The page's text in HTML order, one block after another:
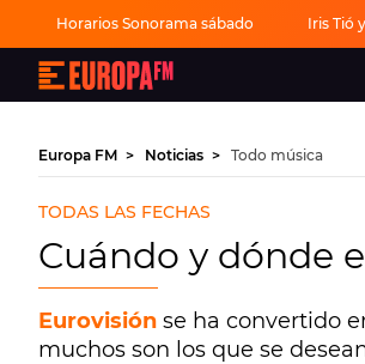
Horarios Sonorama sábado Iris Tió
Europa
FM
-
mejor
música,
virales,
celebrities
y
estilo
de
Europa
Europa FM Noticias Todo música
TODAS LAS FECHAS
Cuándo y dónde
Eurovisión se ha convertido
muchos son los que se